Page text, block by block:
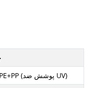
الیاف ترکیبی PE+PP (پوشش ضد UV)